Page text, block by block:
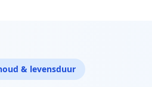
& levensduur